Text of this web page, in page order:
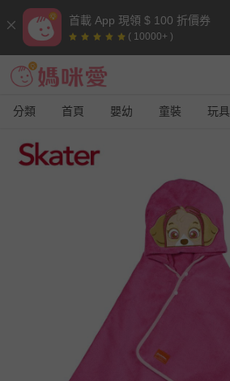
首載 App 現領 $ 100 折價券
( 10000+ )
分類 首頁 嬰幼 童裝 玩具